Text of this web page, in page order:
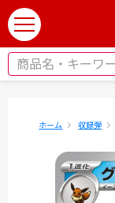
t
o
g
ホーム 収録弾